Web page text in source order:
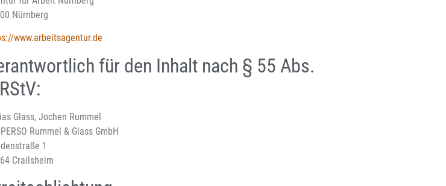
Nürnberg
www.arbeitsagentur.de
für den Inhalt nach § 55 Abs.
Glass, Jochen Rummel
Rummel & Glass GmbH
1
Crailsheim